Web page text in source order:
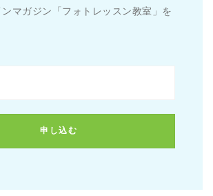
マガジン「フォトレッスン教室」を